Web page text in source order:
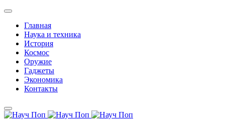
Главная
Наука и техника
История
Космос
Оружие
Гаджеты
Экономика
Контакты